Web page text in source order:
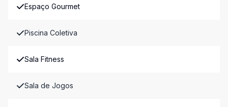
Espaço Gourmet
Piscina Coletiva
Sala Fitness
Sala de Jogos